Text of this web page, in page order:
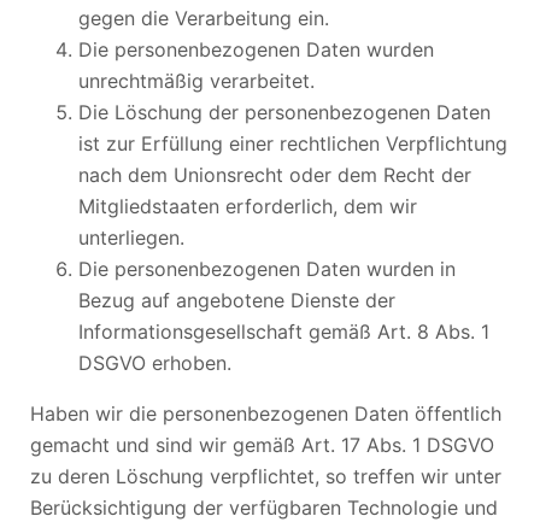
gegen die Verarbeitung ein.
Die personenbezogenen Daten wurden
unrechtmäßig verarbeitet.
Die Löschung der personenbezogenen Daten
ist zur Erfüllung einer rechtlichen Verpflichtung
nach dem Unionsrecht oder dem Recht der
Mitgliedstaaten erforderlich, dem wir
unterliegen.
Die personenbezogenen Daten wurden in
Bezug auf angebotene Dienste der
Informationsgesellschaft gemäß Art. 8 Abs. 1
DSGVO erhoben.
Haben wir die personenbezogenen Daten öffentlich
gemacht und sind wir gemäß Art. 17 Abs. 1 DSGVO
zu deren Löschung verpflichtet, so treffen wir unter
Berücksichtigung der verfügbaren Technologie und